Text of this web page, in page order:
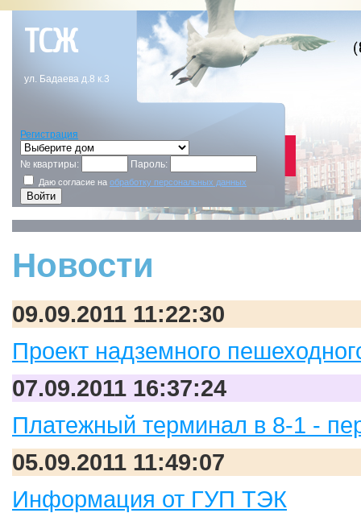
ТСЖ
ул. Бадаева д.8 к.3
Регистрация
№ квартиры: Пароль:
Даю согласие на обработку персональных данных
Новости
09.09.2011 11:22:30
Проект надземного
07.09.2011 16:37:24
Платежный терминал в 8-1 -
05.09.2011 11:49:07
Информация от ГУП ТЭК